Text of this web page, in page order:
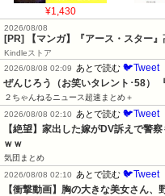
¥1,430
2026/08/08
[PR] 【マンガ】『アース・スター
Kindleストア
2026/08/08 02:09
あとで読む 🐦Tweet
ぜんじろう（お笑いタレント･58）
２ちゃんねるニュース超速まとめ＋
2026/08/08 02:10
あとで読む 🐦Tweet
【絶望】家出した嫁がDV訴えで警
ｗｗ
気団まとめ
2026/08/08 02:10
あとで読む 🐦Tweet
【衝撃動画】胸の大きな美女さん